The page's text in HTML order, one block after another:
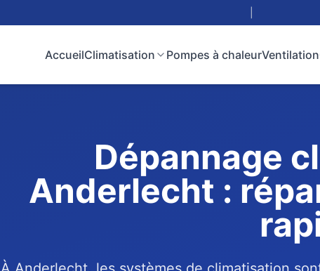
AccueilClimatisation Pompes à chaleurVentilation
Dépannage
Anderlecht :